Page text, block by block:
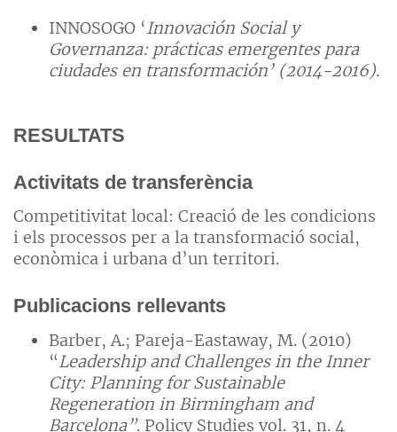
INNOSOGO ‘Innovación Social y
Governanza: prácticas emergentes para
ciudades en transformación’ (2014-2016).
RESULTATS
Activitats de transferència
Competitivitat local: Creació de les condicions
i els processos per a la transformació social,
econòmica i urbana d’un territori.
Publicacions rellevants
Barber, A.; Pareja-Eastaway, M. (2010)
“Leadership and Challenges in the Inner
City: Planning for Sustainable
Regeneration in Birmingham and
Barcelona”. Policy Studies vol. 31, n. 4